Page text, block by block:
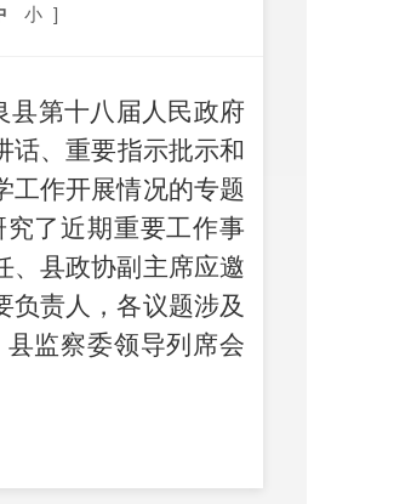
小 ]
县第十八 届人民政府
话、重要指示批示和
工作开展情况的专题
究了近期重要工作事
、县政协副主席应邀
负责人，各议题涉及
县监察委领导列席会